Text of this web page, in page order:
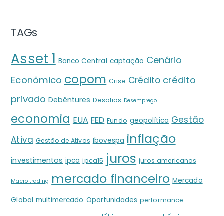
TAGs
Asset 1 Banco Central captação Cenário
Econômico copom Crise Crédito crédito
privado Debêntures Desafios Desemprego
economia EUA FED Fundo geopolítica Gestão
Ativa Gestão de Ativos Ibovespa inflação
investimentos ipca ipca15 juros juros americanos
Macro trading mercado financeiro Mercado
Global multimercado Oportunidades performance